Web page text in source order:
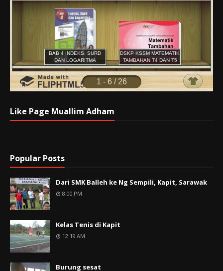
Like Page Muallim Adham
Popular Posts
Dari SMK Balleh ke Ng Sempili, Kapit, Sarawak
8:00 PM
Kelas Tenis di Kapit
12:19 AM
Burung sesat